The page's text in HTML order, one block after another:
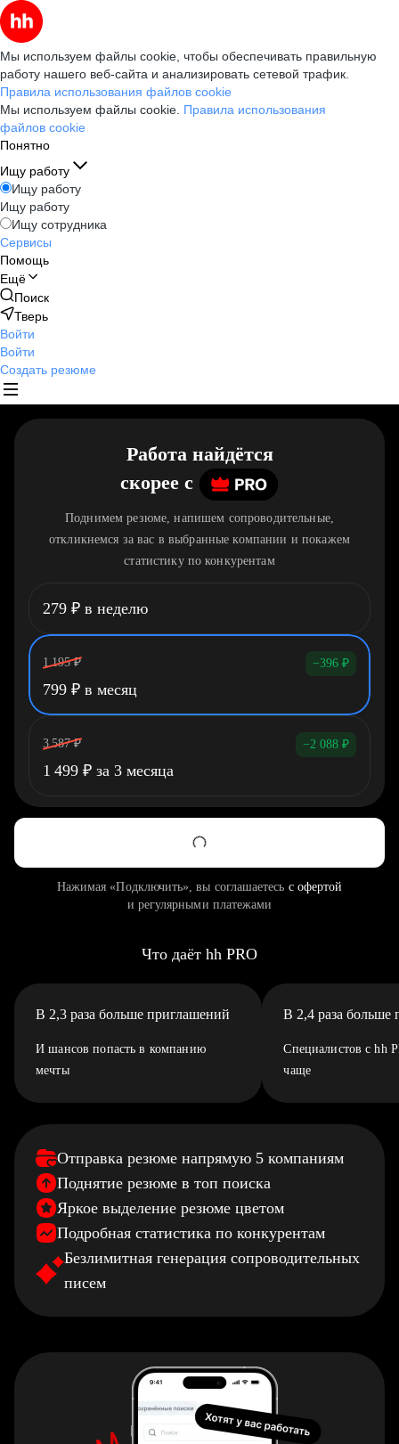
Мы используем файлы cookie, чтобы обеспечивать правильную
работу нашего веб-сайта и анализировать сетевой трафик.
Правила использования файлов cookie
Мы используем файлы cookie. Правила использования
файлов cookie
Понятно
Ищу работу
Ищу работу
Ищу работу
Ищу сотрудника
Сервисы
Помощь
Ещё
Поиск
Тверь
Войти
Войти
Создать резюме
Работа найдётся
скорее c
Поднимем резюме, напишем сопроводительные,
откликнемся за вас в выбранные компании и покажем
статистику по конкурентам
279 ₽ в неделю
1 195 ₽ −396 ₽
799 ₽ в месяц
3 587 ₽ −2 088 ₽
1 499 ₽ за 3 месяца
Нажимая «Подключить», вы соглашаетесь с офертой
и регулярными платежами
Что даёт hh PRO
В 2,3 раза больше приглашений
И шансов попасть в компанию
мечты
В 2,4 раза больше
Специалистов с hh
чаще
Отправка резюме напрямую 5 компаниям
Поднятие резюме в топ поиска
Яркое выделение резюме цветом
Подробная статистика по конкурентам
Безлимитная генерация сопроводительных
писем